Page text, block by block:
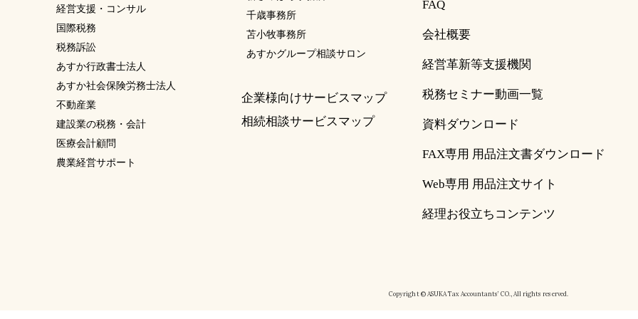
経営支援・コンサル
国際税務
税務訴訟
あすか行政書士法人
あすか社会保険労務士法人
不動産業
建設業の税務・会計
医療会計顧問
農業経営サポート
千歳事務所
苫小牧事務所
あすかグループ相談サロン
企業様向けサービスマップ
相続相談サービスマップ
FAQ
会社概要
経営革新等支援機関
税務セミナー動画一覧
資料ダウンロード
FAX専用 用品注文書ダウンロード
Web専用 用品注文サイト
経理お役立ちコンテンツ
Copyright © ASUKA Tax Accountants’ CO., All rights reserved.